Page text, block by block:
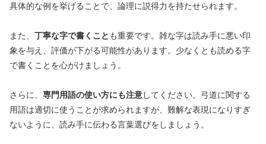
具体的な例を挙げることで、論理に説得力を持たせられます。
また、 丁寧な字で書くこと も重要です。雑な字は読み手に悪い印
象を与え、評価が下がる可能性があります。少なくとも読める字
で書くことを心がけましょう。
さらに、 専門用語の使い方にも注意してください。弓道に関する
用語は適切に使うことが求められますが、難解な表現になりすぎ
ないように、読み手に伝わる言葉選びをしましょう。